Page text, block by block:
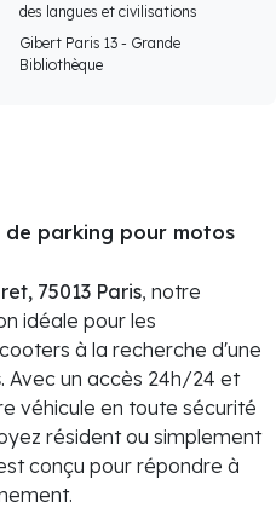
des langues et civilisations
Gibert Paris 13 - Grande
Bibliothèque
parking pour motos
75013 Paris, notre
idéale pour les
à la recherche d'une
. Avec un accès 24h/24 et
véhicule en toute sécurité
résident ou simplement
conçu pour répondre à